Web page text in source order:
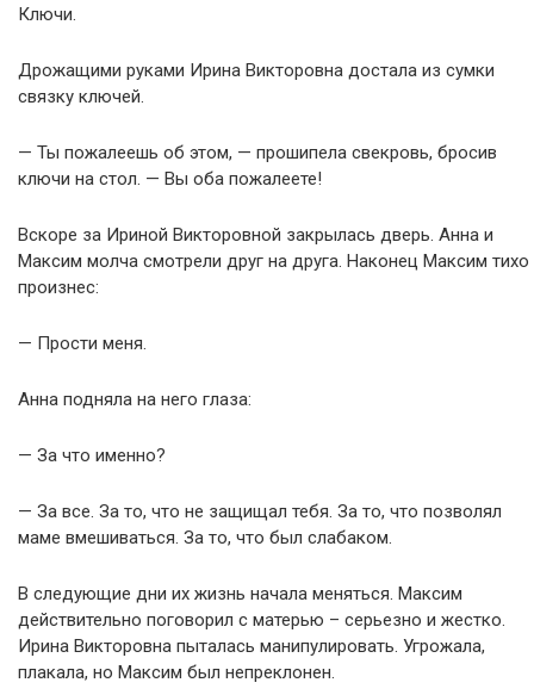
Ключи.
Дрожащими руками Ирина Викторовна достала из сумки
связку ключей.
— Ты пожалеешь об этом, — прошипела свекровь, бросив
ключи на стол. — Вы оба пожалеете!
Вскоре за Ириной Викторовной закрылась дверь. Анна и
Максим молча смотрели друг на друга. Наконец Максим тихо
произнес:
— Прости меня.
Анна подняла на него глаза:
— За что именно?
— За все. За то, что не защищал тебя. За то, что позволял
маме вмешиваться. За то, что был слабаком.
В следующие дни их жизнь начала меняться. Максим
действительно поговорил с матерью – серьезно и жестко.
Ирина Викторовна пыталась манипулировать. Угрожала,
плакала, но Максим был непреклонен.